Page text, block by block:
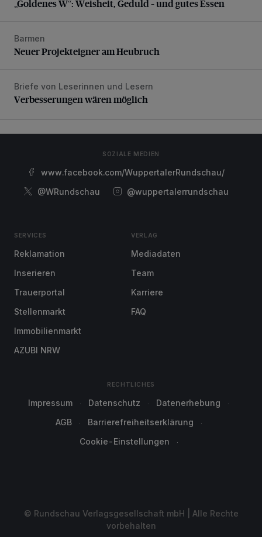
„Goldenes W“: Weisheit, Geduld – und gutes Essen
Neuer Projekteigner am Heubruch
Barmen
Neuer Projekteigner am Heubruch
Verbesserungen wären möglich
Briefe von Leserinnen und Lesern
Verbesserungen wären möglich
SOZIALE MEDIEN
www.facebook.com/WuppertalerRundschau/
@WRundschau
@wuppertalerrundschau
SERVICES
Reklamation
Inserieren
Trauerportal
Stellenmarkt
Immobilienmarkt
AZUBI NRW
VERLAG
Mediadaten
Team
Karriere
FAQ
RECHTLICHES
Impressum Datenschutz
Datenerhebung
AGB
Barrierefreiheitserklärung
Cookie-Einstellungen
© Rundschau Verlagsgesellschaft mbH | Alle Rechte
vorbehalten